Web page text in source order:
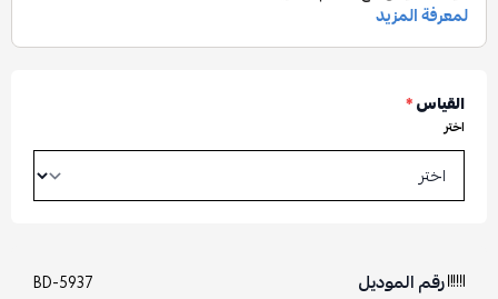
القياس*
اختر
رقم الموديل BD-5937